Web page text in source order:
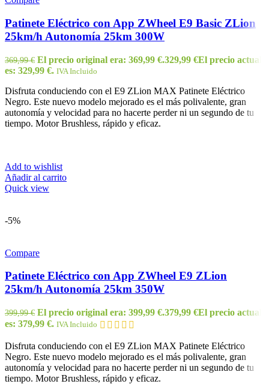
Patinete Eléctrico con App ZWheel E9 Basic ZLion
25km/h Autonomía 25km 300W
369,99€ El precio original era: 369,99 €.329,99 €El precio actual
es: 329,99 €. IVA Incluido
Disfruta conduciendo con el E9 ZLion MAX Patinete Eléctrico
Negro. Este nuevo modelo mejorado es el más polivalente, gran
autonomía y velocidad para no hacerte perder ni un segundo de tu
tiempo. Motor Brushless, rápido y eficaz.
Add to wishlist
Añadir al carrito
Quick view
-5%
Compare
Patinete Eléctrico con App ZWheel E9 ZLion
25km/h Autonomía 25km 350W
399,99€ El precio original era: 399,99 €.379,99 €El precio actual
es: 379,99 €. IVA Incluido
Disfruta conduciendo con el E9 ZLion MAX Patinete Eléctrico
Negro. Este nuevo modelo mejorado es el más polivalente, gran
autonomía y velocidad para no hacerte perder ni un segundo de tu
tiempo. Motor Brushless, rápido y eficaz.